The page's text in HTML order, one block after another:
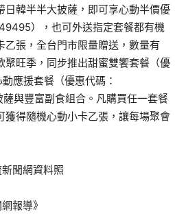
日韓半半大披薩，即可享心動半價優
），也可外送指定套餐都有機
乙張，全台門市限量贈送，數量有
聚旺季，同步推出甜蜜雙饗套餐（優
應援套餐（優惠代碼：
與豐富副食組合。凡購買任一套餐
獲得隨機心動小卡乙張，讓每場聚會
聞網資料照
報導》